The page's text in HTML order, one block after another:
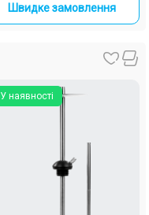
Швидке замовлення
У наявності